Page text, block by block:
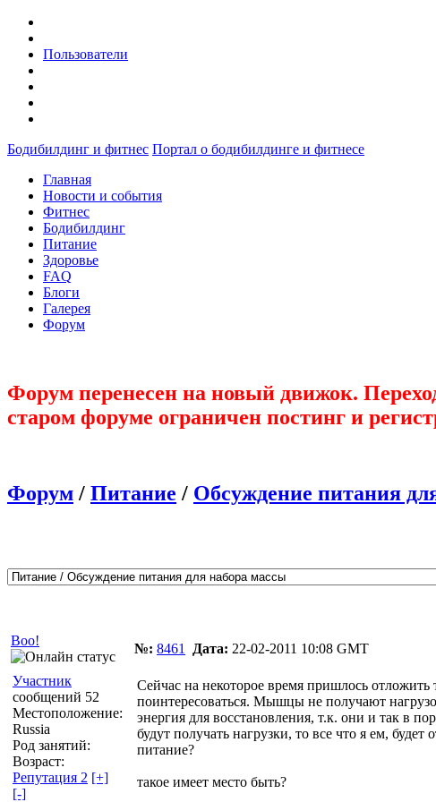
Пользователи
Бодибилдинг и фитнес Портал о бодибилдинге и фитнесе
Главная
Новости и события
Фитнес
Бодибилдинг
Питание
Здоровье
FAQ
Блоги
Галерея
Форум
Форум перенесен на новый движок.
старом форуме ограничен постинг и
Форум / Питание / Обсуждение питания
Boo!
№: 8461 Дата: 22-02-2011 10:08 GMT
Участник
сообщений 52
Местоположение:
Russia
Род занятий:
Возраст:
Репутация 2 [+]
[-]
Сейчас на некоторое время пришлось отложить
поинтересоваться. Мышцы не получают
энергия для восстановления, т.к. они и так в
будут получать нагрузки, то все что я ем,
питание?
такое имеет место быть?